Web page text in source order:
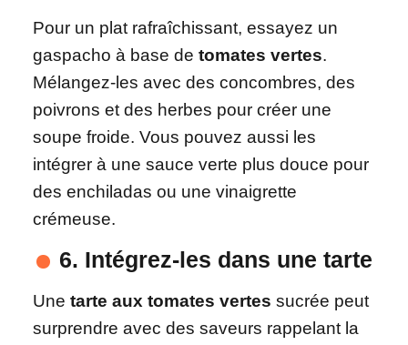
Pour un plat rafraîchissant, essayez un
gaspacho à base de tomates vertes.
Mélangez-les avec des concombres, des
poivrons et des herbes pour créer une
soupe froide. Vous pouvez aussi les
intégrer à une sauce verte plus douce pour
des enchiladas ou une vinaigrette
crémeuse.
6. Intégrez-les dans une tarte
Une tarte aux tomates vertes sucrée peut
surprendre avec des saveurs rappelant la